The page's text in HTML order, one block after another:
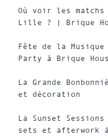
Où voir les matchs
Lille ? | Brique
Fête de la
Party à Brique
La Grande
et décoration
La Sunset
sets et afterwork à